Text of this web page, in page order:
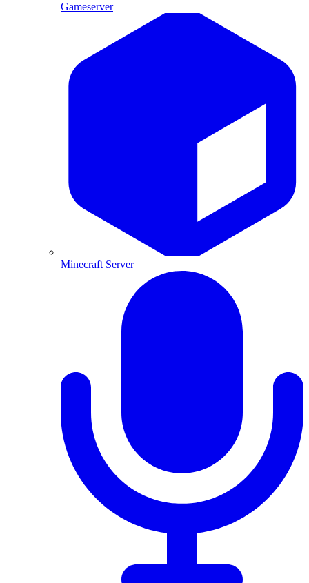
Gameserver
Minecraft Server